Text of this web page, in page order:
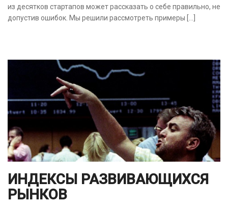
из десятков стартапов может рассказать о себе правильно, не
допустив ошибок. Мы решили рассмотреть примеры […]
ИНДЕКСЫ РАЗВИВАЮЩИХСЯ
РЫНКОВ